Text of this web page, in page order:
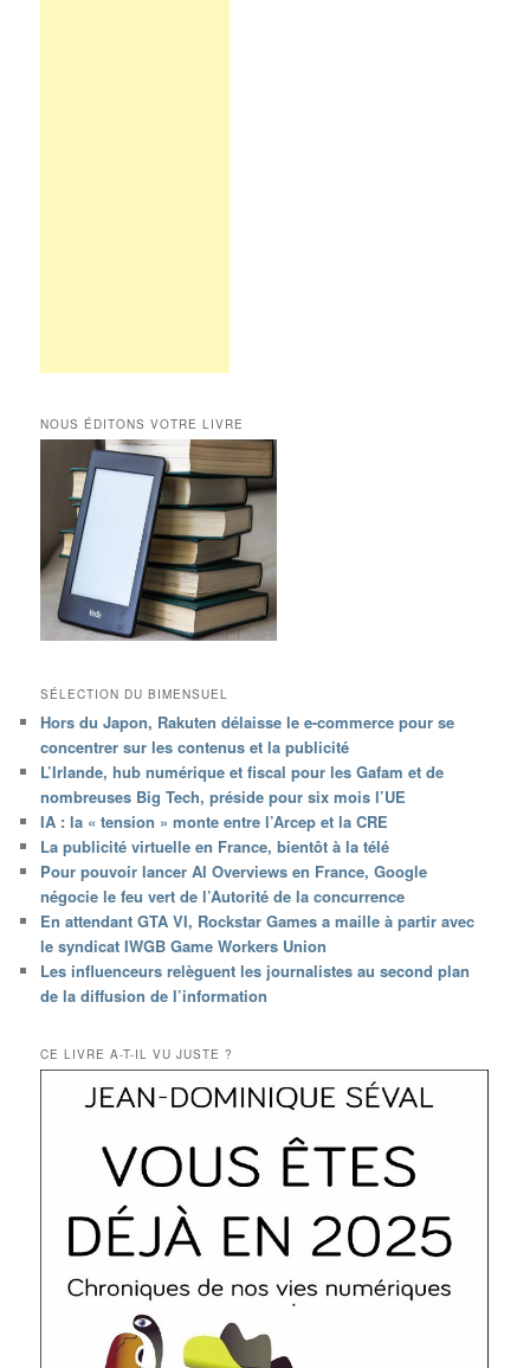
NOUS ÉDITONS VOTRE LIVRE
SÉLECTION DU BIMENSUEL
Hors du Japon, Rakuten délaisse le e-commerce pour se
concentrer sur les contenus et la publicité
L’Irlande, hub numérique et fiscal pour les Gafam et de
nombreuses Big Tech, préside pour six mois l’UE
IA : la « tension » monte entre l’Arcep et la CRE
La publicité virtuelle en France, bientôt à la télé
Pour pouvoir lancer AI Overviews en France, Google
négocie le feu vert de l’Autorité de la concurrence
En attendant GTA VI, Rockstar Games a maille à partir avec
le syndicat IWGB Game Workers Union
Les influenceurs relèguent les journalistes au second plan
de la diffusion de l’information
CE LIVRE A-T-IL VU JUSTE ?